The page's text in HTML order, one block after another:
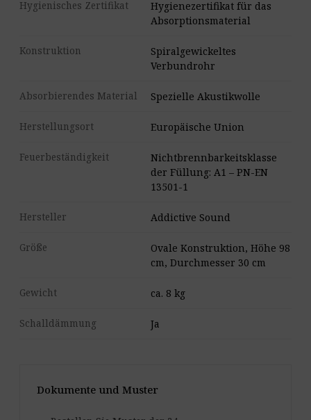
Hygienisches Zertifikat
Hygienezertifikat für das
Absorptionsmaterial
Konstruktion
Spiralgewickeltes
Verbundrohr
Absorbierendes Material Spezielle Akustikwolle
Herstellungsort Europäische Union
Feuerbeständigkeit
Nichtbrennbarkeitsklasse
der Füllung: A1 – PN-EN
13501-1
Hersteller Addictive Sound
Größe
Ovale Konstruktion, Höhe 98
cm, Durchmesser 30 cm
Gewicht ca. 8 kg
Schalldämmung Ja
Dokumente und Muster